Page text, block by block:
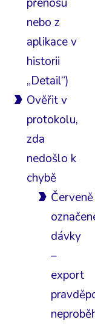
nebo z
aplikace v
historii
„Detail“)
Ověřit v
protokolu,
zda
nedošlo k
chybě
Červeně
dávky
–
export